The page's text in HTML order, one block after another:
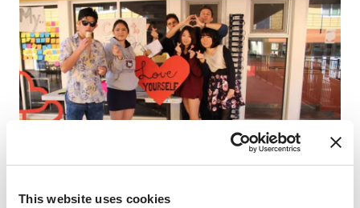
This website uses cookies